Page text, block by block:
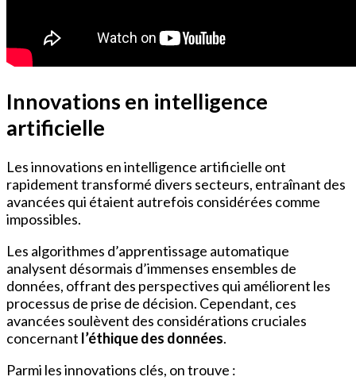
Innovations en intelligence
artificielle
Les innovations en intelligence artificielle ont
rapidement transformé divers secteurs, entraînant des
avancées qui étaient autrefois considérées comme
impossibles.
Les algorithmes d’apprentissage automatique
analysent désormais d’immenses ensembles de
données, offrant des perspectives qui améliorent les
processus de prise de décision. Cependant, ces
avancées soulèvent des considérations cruciales
concernant l’éthique des données.
Parmi les innovations clés, on trouve :